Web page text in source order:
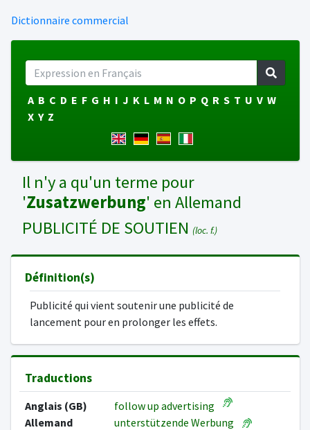
Dictionnaire commercial
A B C D E F G H I J K L M N O P Q R S T U V W
X Y Z
Il n'y a qu'un terme pour
'Zusatzwerbung' en Allemand
PUBLICITÉ DE SOUTIEN (loc. f.)
Définition(s)
Publicité qui vient soutenir une publicité de
lancement pour en prolonger les effets.
Traductions
Anglais (GB)
follow up advertising
Allemand
unterstützende Werbung